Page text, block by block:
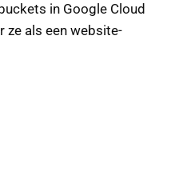
in Google Cloud
ze als een website-